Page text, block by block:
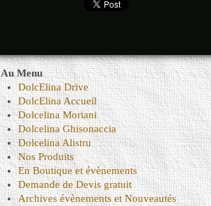
Au Menu
DolcElina Drive
DolcElina Accueil
Dolcelina Moriani
Dolcelina Ghisonaccia
Dolcelina Alistru
Nos Produits
En Boutique et évènements
Demande de Devis gratuit
Archives évènements et Nouveautés